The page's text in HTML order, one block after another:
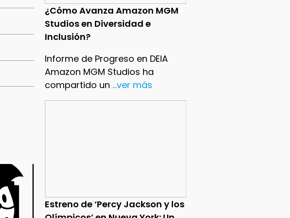
¿Cómo Avanza Amazon MGM
Studios en Diversidad e
Inclusión?
Informe de Progreso en DEIA
Amazon MGM Studios ha
compartido un ...ver más
Estreno de ‘Percy Jackson y los